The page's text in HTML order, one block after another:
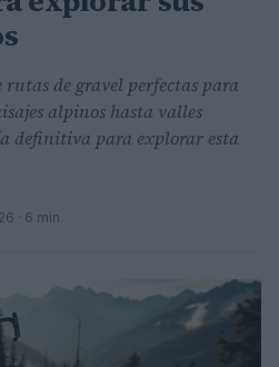
de gravel perfectas para
alpinos hasta valles
definitiva para explorar esta
· 6 min